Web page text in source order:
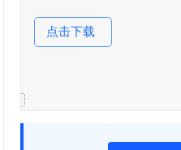
点击下载